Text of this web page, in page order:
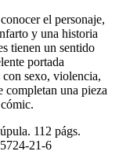
el personaje,
y una historia
tienen un sentido
portada
sexo, violencia,
completan una pieza
112 págs.
21-6